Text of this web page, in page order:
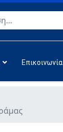
Επικοινωνία